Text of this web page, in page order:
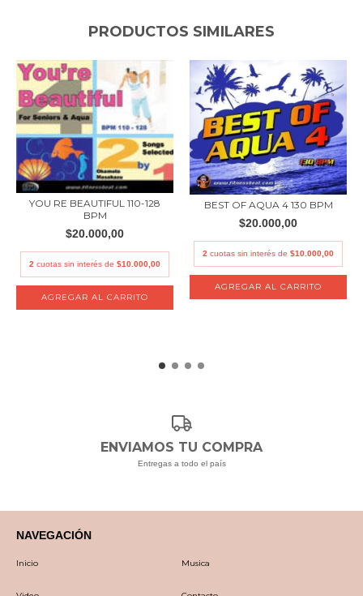
PRODUCTOS SIMILARES
YOU RE BEAUTIFUL 110-128
BPM
$20.000,00
2 cuotas sin interés de $10.000,00
BEST OF AQUA 4 130 BPM
$20.000,00
2 cuotas sin interés de $10.000,00
ENVIAMOS TU COMPRA
Entregas a todo el país
NAVEGACIÓN
Inicio Musica